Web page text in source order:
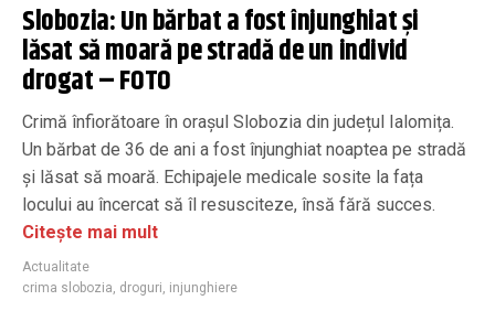
Slobozia: Un bărbat a fost înjunghiat și
lăsat să moară pe stradă de un individ
drogat – FOTO
Crimă înfiorătoare în orașul Slobozia din județul Ialomița.
Un bărbat de 36 de ani a fost înjunghiat noaptea pe stradă
și lăsat să moară. Echipajele medicale sosite la fața
locului au încercat să îl resusciteze, însă fără succes.
Citește mai mult
Actualitate
crima slobozia, droguri, injunghiere